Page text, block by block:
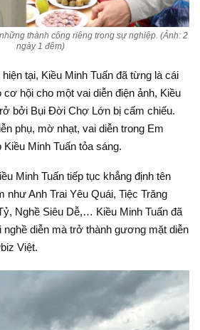
thành công riêng trong sự nghiệp. (Ảnh: 2
ngày 1 đêm)
tại, Kiều Minh Tuấn đã từng là cái
hội cho một vai diễn điện ảnh, Kiều
bởi Bụi Đời Chợ Lớn bị cấm chiếu.
phụ, mờ nhạt, vai diễn trong Em
Minh Tuấn tỏa sáng.
Minh Tuấn tiếp tục khẳng định tên
như Anh Trai Yêu Quái, Tiệc Trăng
Nghề Siêu Dễ,… Kiều Minh Tuấn đã
nghề diễn mà trở thành gương mặt diễn
Việt.